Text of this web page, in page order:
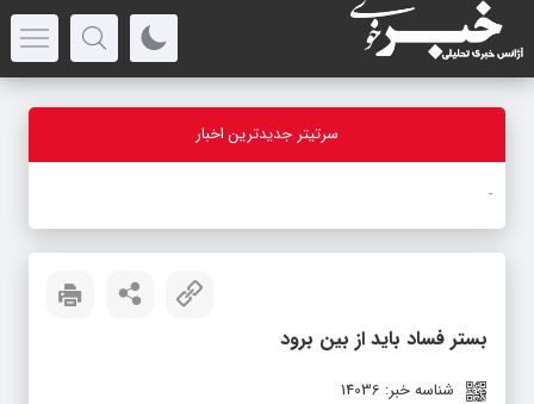
سرتیتر جدیدترین اخبار
-
بستر فساد باید از بین برود
شناسه خبر: 14036